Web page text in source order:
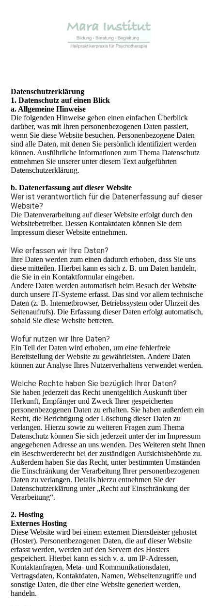
Daten­schutz­erklärung
1. Datenschutz auf einen Blick
a. Allgemeine Hinweise
Die folgenden Hinweise geben einen einfachen Überblick
darüber, was mit Ihren personenbezogenen Daten passiert,
wenn Sie diese Website besuchen. Personenbezogene Daten
sind alle Daten, mit denen Sie persönlich identifiziert werden
können. Ausführliche Informationen zum Thema Datenschutz
entnehmen Sie unserer unter diesem Text aufgeführten
Datenschutzerklärung.
b. Datenerfassung auf dieser Website
Wer ist verantwortlich für die Datenerfassung auf dieser
Website?
Die Datenverarbeitung auf dieser Website erfolgt durch den
Websitebetreiber. Dessen Kontaktdaten können Sie dem
Impressum dieser Website entnehmen.
Wie erfassen wir Ihre Daten?
Ihre Daten werden zum einen dadurch erhoben, dass Sie uns
diese mitteilen. Hierbei kann es sich z. B. um Daten handeln,
die Sie in ein Kontaktformular eingeben.
Andere Daten werden automatisch beim Besuch der Website
durch unsere IT-Systeme erfasst. Das sind vor allem technische
Daten (z. B. Internetbrowser, Betriebssystem oder Uhrzeit des
Seitenaufrufs). Die Erfassung dieser Daten erfolgt automatisch,
sobald Sie diese Website betreten.
Wofür nutzen wir Ihre Daten?
Ein Teil der Daten wird erhoben, um eine fehlerfreie
Bereitstellung der Website zu gewährleisten. Andere Daten
können zur Analyse Ihres Nutzerverhaltens verwendet werden.
Welche Rechte haben Sie bezüglich Ihrer Daten?
Sie haben jederzeit das Recht unentgeltlich Auskunft über
Herkunft, Empfänger und Zweck Ihrer gespeicherten
personenbezogenen Daten zu erhalten. Sie haben außerdem ein
Recht, die Berichtigung oder Löschung dieser Daten zu
verlangen. Hierzu sowie zu weiteren Fragen zum Thema
Datenschutz können Sie sich jederzeit unter der im Impressum
angegebenen Adresse an uns wenden. Des Weiteren steht Ihnen
ein Beschwerderecht bei der zuständigen Aufsichtsbehörde zu.
Außerdem haben Sie das Recht, unter bestimmten Umständen
die Einschränkung der Verarbeitung Ihrer personenbezogenen
Daten zu verlangen. Details hierzu entnehmen Sie der
Datenschutzerklärung unter „Recht auf Einschränkung der
Verarbeitung“.
2. Hosting
Externes Hosting
Diese Website wird bei einem externen Dienstleister gehostet
(Hoster). Personenbezogenen Daten, die auf dieser Website
erfasst werden, werden auf den Servern des Hosters
gespeichert. Hierbei kann es sich v. a. um IP-Adressen,
Kontaktanfragen, Meta- und Kommunikationsdaten,
Vertragsdaten, Kontaktdaten, Namen, Webseitenzugriffe und
sonstige Daten, die über eine Website generiert werden,
handeln.